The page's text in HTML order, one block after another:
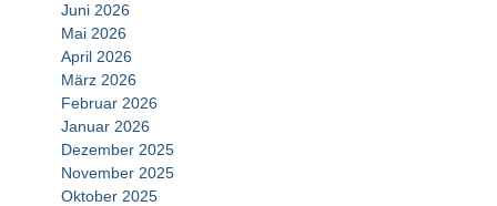
Juni 2026
Mai 2026
April 2026
März 2026
Februar 2026
Januar 2026
Dezember 2025
November 2025
Oktober 2025